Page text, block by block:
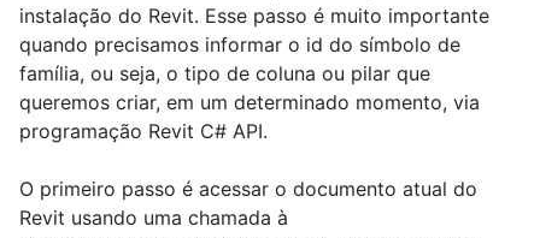
instalação do Revit. Esse passo é muito importante
quando precisamos informar o id do símbolo de
família, ou seja, o tipo de coluna ou pilar que
queremos criar, em um determinado momento, via
programação Revit C# API.
O primeiro passo é acessar o documento atual do
Revit usando uma chamada à